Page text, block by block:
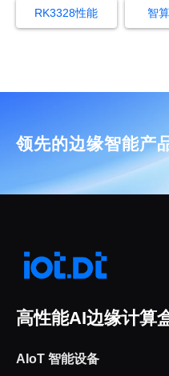
RK3328性能 智
领先的边缘智能产
高性能AI边缘计算
AIoT 智能设备